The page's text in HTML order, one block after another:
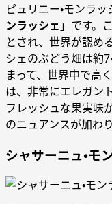
ピュリニー・モンラ
ンラッシェ」 です。
とされ、世界が認め
シェのぶどう畑は約
まって、世界中で高
は、非常にエレガン
フレッシュな果実味
のニュアンスが加わ
シャサーニュ・モ